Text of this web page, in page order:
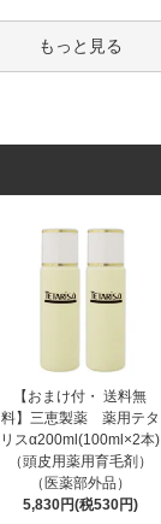
もっと見る
【おまけ付・ 送料無
料】三恵製薬 薬用テタ
リスα200ml(100ml×2本)
（頭皮用薬用育毛剤）
（医薬部外品）
5,830円(税530円)